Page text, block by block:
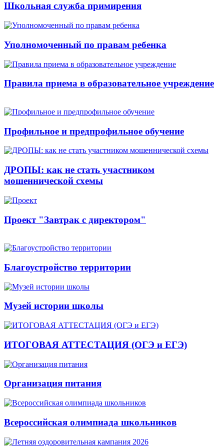
Школьная служба примирения
Уполномоченный по правам ребенка
Правила приема в образовательное учреждение
Профильное и предпрофильное обучение
ДРОПЫ: как не стать участником
мошеннической схемы
Проект "Завтрак с директором"
Благоустройство территории
Музей истории школы
ИТОГОВАЯ АТТЕСТАЦИЯ (ОГЭ и ЕГЭ)
Организация питания
Всероссийская олимпиада школьников